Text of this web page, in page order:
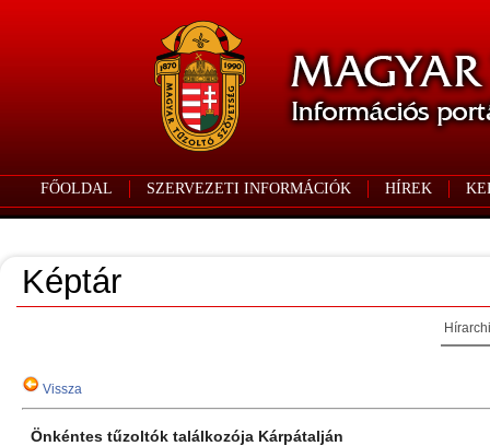
FŐOLDAL SZERVEZETI INFORMÁCIÓK HÍREK
Képtár
Vissza
Önkéntes tűzoltók találkozója Kárpátalján